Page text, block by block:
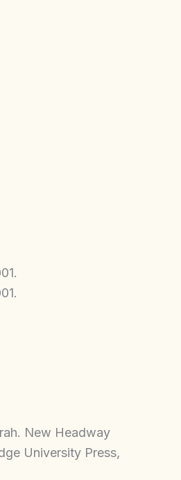
New Headway
University Press,